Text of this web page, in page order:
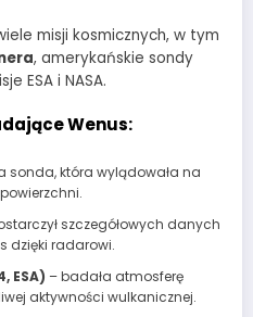
misji kosmicznych, w tym
, amerykańskie sondy
ESA i NASA.
Wenus:
sonda, która wylądowała na
szczegółowych danych
dzięki radarowi.
ESA) – badała atmosferę
aktywności wulkanicznej.